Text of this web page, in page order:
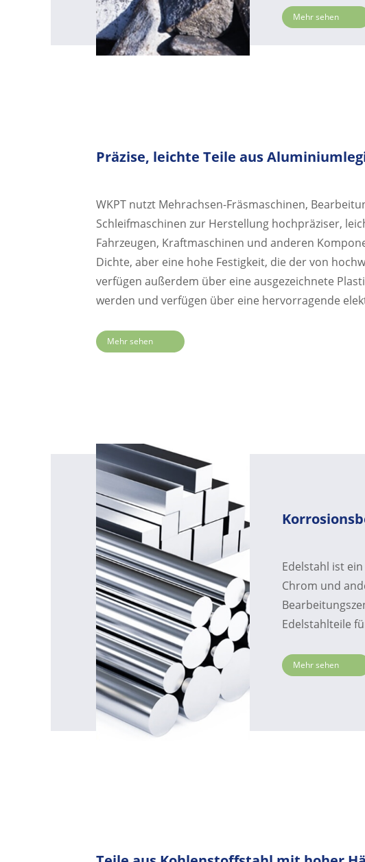
Mehr sehen
Präzise, ​​leichte Teile aus
WKPT nutzt Mehrachsen-Fräsmaschinen,
Schleifmaschinen zur Herstellung hochpräziser,
Fahrzeugen, Kraftmaschinen und anderen
Dichte, aber eine hohe Festigkeit, die der von
verfügen außerdem über eine ausgezeichnete
werden und verfügen über eine hervorragende
Mehr sehen
Edelstahl ist
Chrom und
Edelstahlteile
Mehr sehen